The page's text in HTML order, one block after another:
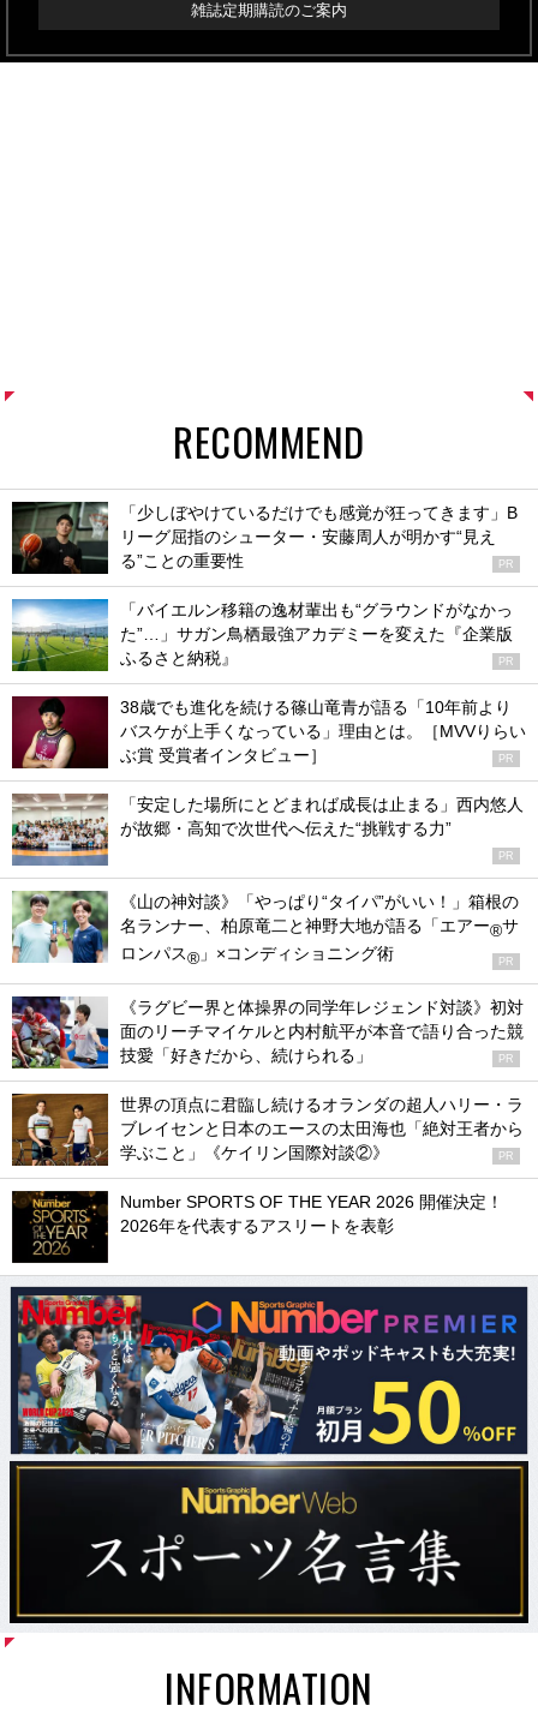
雑誌定期購読のご案内
RECOMMEND
「少しぼやけているだけでも感覚が狂ってきます」B
リーグ屈指のシューター・安藤周人が明かす“見え
る”ことの重要性
PR
「バイエルン移籍の逸材輩出も“グラウンドがなかっ
た”…」サガン鳥栖最強アカデミーを変えた『企業版
ふるさと納税』
PR
38歳でも進化を続ける篠山竜青が語る「10年前より
バスケが上手くなっている」理由とは。［MVVりらい
ぶ賞 受賞者インタビュー］
PR
「安定した場所にとどまれば成長は止まる」西内悠人
が故郷・高知で次世代へ伝えた“挑戦する力”
PR
《山の神対談》「やっぱり“タイパ”がいい！」箱根の
名ランナー、柏原竜二と神野大地が語る「エアー®サ
ロンパス® 」×コンディショニング術 PR
《ラグビー界と体操界の同学年レジェンド対談》初対
面のリーチマイケルと内村航平が本音で語り合った競
技愛「好きだから、続けられる」
PR
世界の頂点に君臨し続けるオランダの超人ハリー・ラ
ブレイセンと日本のエースの太田海也「絶対王者から
学ぶこと」《ケイリン国際対談②》
PR
Number SPORTS OF THE YEAR 2026 開催決定！
2026年を代表するアスリートを表彰
INFORMATION